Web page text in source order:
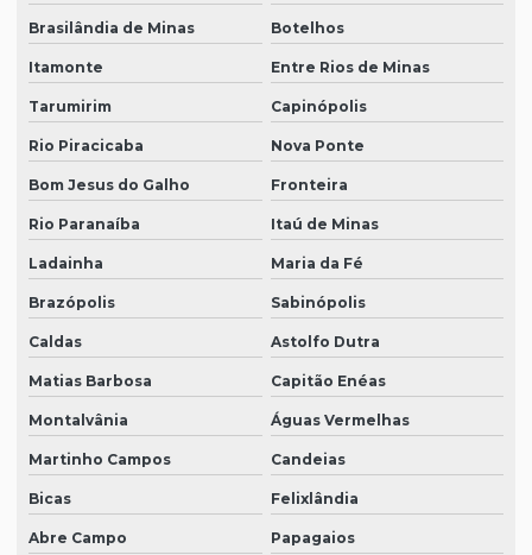
Brasilândia de Minas Botelhos
Itamonte Entre Rios de Minas
Tarumirim Capinópolis
Rio Piracicaba Nova Ponte
Bom Jesus do Galho Fronteira
Rio Paranaíba Itaú de Minas
Ladainha Maria da Fé
Brazópolis Sabinópolis
Caldas Astolfo Dutra
Matias Barbosa Capitão Enéas
Montalvânia Águas Vermelhas
Martinho Campos Candeias
Bicas Felixlândia
Abre Campo Papagaios